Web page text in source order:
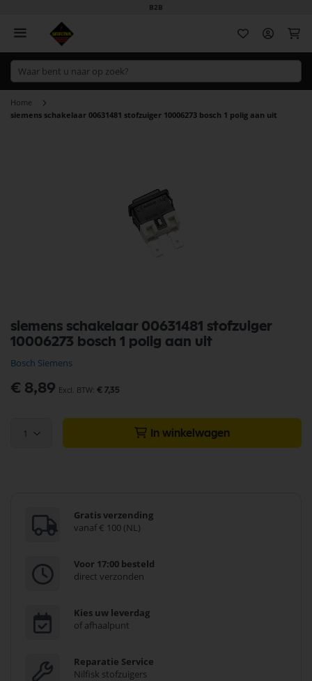
B2B
Home
siemens schakelaar 00631481 stofzuiger 10006273 bosch 1 polig aan uit
siemens schakelaar 00631481 stofzuiger
10006273 bosch 1 polig aan uit
Bosch Siemens
€ 8,89 € 7,35
1 In winkelwagen
Gratis verzending
vanaf € 100 (NL)
Voor 17:00 besteld
direct verzonden
Kies uw leverdag
of afhaalpunt
Reparatie Service
Nilfisk stofzuigers
Ga
naar
het
van
de
afbeeldingen-